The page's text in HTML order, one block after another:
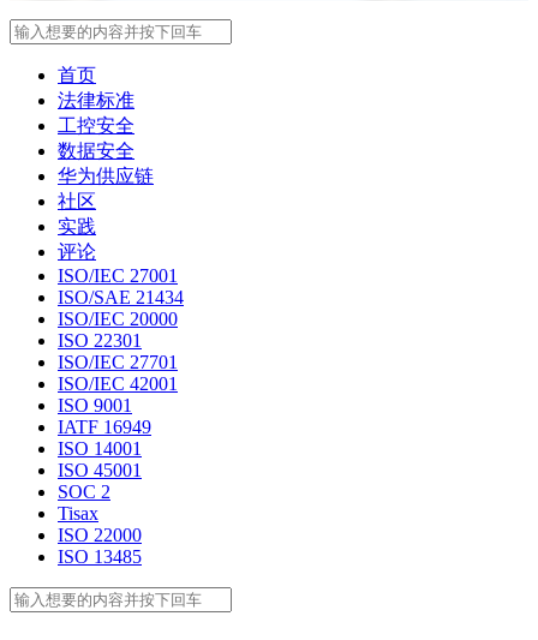
首页
法律标准
工控安全
数据安全
华为供应链
社区
实践
评论
ISO/IEC 27001
ISO/SAE 21434
ISO/IEC 20000
ISO 22301
ISO/IEC 27701
ISO/IEC 42001
ISO 9001
IATF 16949
ISO 14001
ISO 45001
SOC 2
Tisax
ISO 22000
ISO 13485